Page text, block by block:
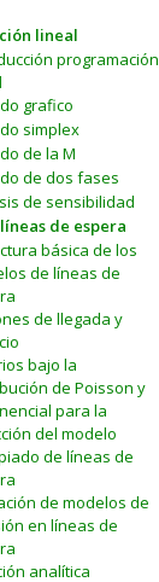
lineal
programación
grafico
simplex
de la M
de dos fases
de sensibilidad
de espera
básica de los
de líneas de
de llegada y
bajo la
de Poisson y
para la
del modelo
de líneas de
de modelos de
en líneas de
analítica